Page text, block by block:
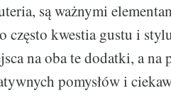
są ważnymi
kwestia gustu i
na oba te dodatki, a na
pomysłów i